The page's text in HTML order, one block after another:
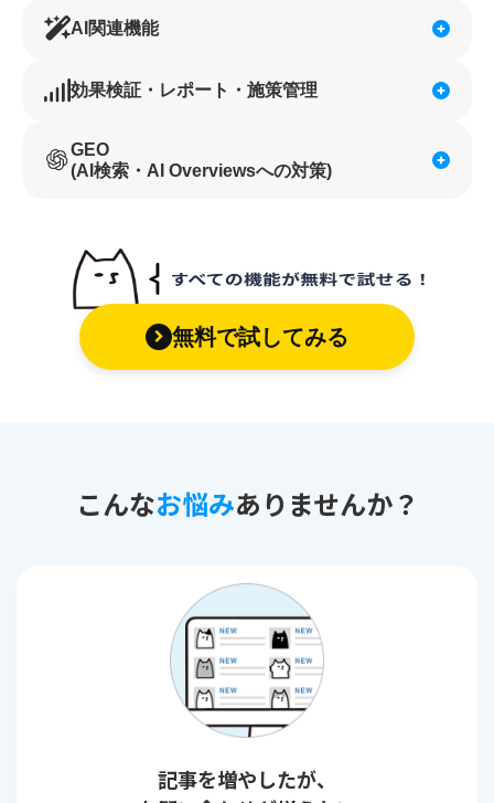
AI関連機能
効果検証・レポート・施策管理
GEO
(AI検索・AI Overviewsへの対策)
無料で試してみる
こんなお悩みありませんか？
記事を増やしたが、